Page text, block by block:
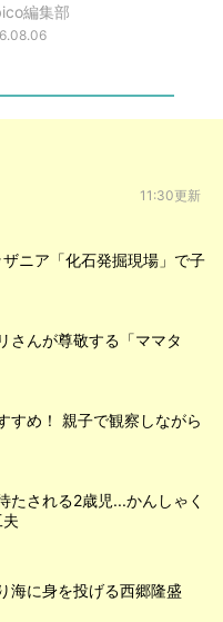
編集部
11:30更新
ニア「化石発掘現場」で子
さんが尊敬する「ママタ
すめ！ 親子で観察しながら
たされる2歳児...かんしゃく
海に身を投げる西郷隆盛